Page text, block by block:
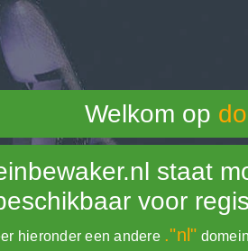
Welkom op
staat
voor
hieronder een andere ."nl"